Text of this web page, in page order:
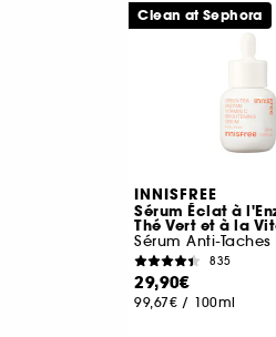
INNISFREE
Sérum Éclat à
Thé Vert et à la
Sérum Anti-Taches
835
29,90€
99,67€ / 100ml
Clean at Sephora